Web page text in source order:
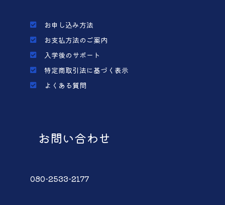
お申し込み方法
お支払方法のご案内
入学後のサポート
特定商取引法に基づく表示
よくある質問
お問い合わせ
080-2533-2177